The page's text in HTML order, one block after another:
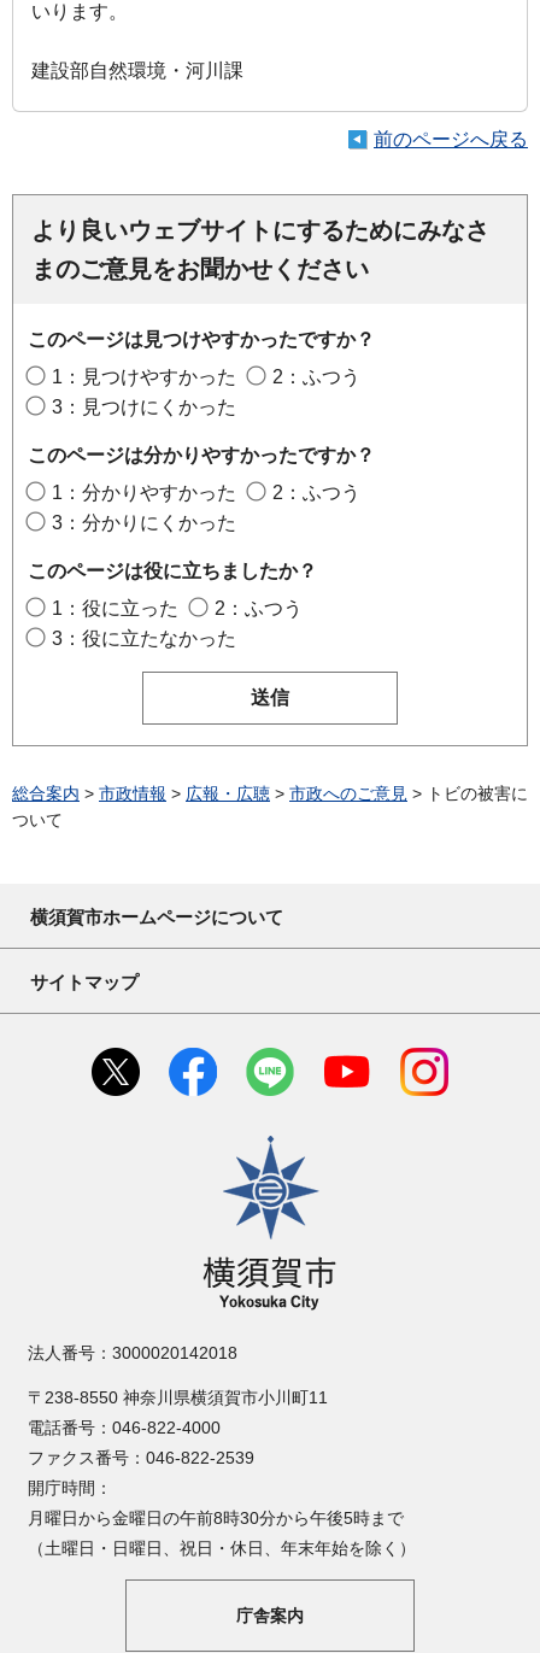
いります。
建設部自然環境・河川課
前のページへ戻る
より良いウェブサイトにするためにみなさ
まのご意見をお聞かせください
このページは見つけやすかったですか？
1：見つけやすかった
2：ふつう
3：見つけにくかった
このページは分かりやすかったですか？
1：分かりやすかった
2：ふつう
3：分かりにくかった
このページは役に立ちましたか？
1：役に立った
2：ふつう
3：役に立たなかった
総合案内 > 市政情報 > 広報・広聴 > 市政へのご意見 > トビの被害に
ついて
横須賀市ホームページについて
サイトマップ
横須賀市
法人番号：3000020142018
〒238-8550 神奈川県横須賀市小川町11
電話番号：046-822-4000
ファクス番号：046-822-2539
開庁時間：
月曜日から金曜日の午前8時30分から午後5時まで
（土曜日・日曜日、祝日・休日、年末年始を除く）
庁舎案内